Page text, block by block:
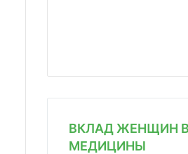
ВКЛАД ЖЕНЩИН
МЕДИЦИНЫ